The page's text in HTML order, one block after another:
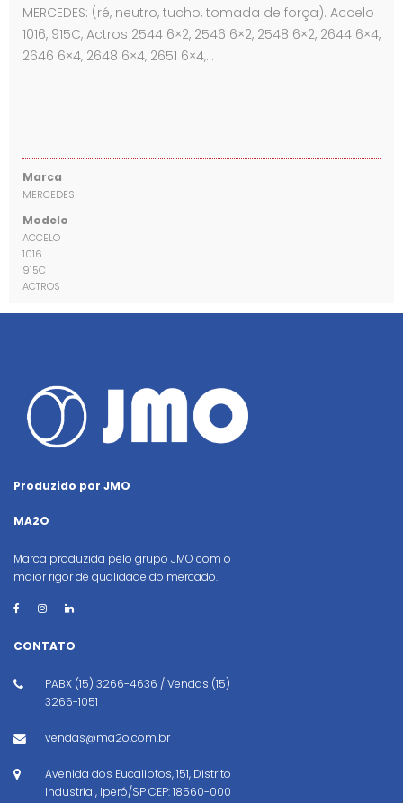
MERCEDES: (ré, neutro, tucho, tomada de força). Accelo
1016, 915C, Actros 2544 6×2, 2546 6×2, 2548 6×2, 2644 6×4,
2646 6×4, 2648 6×4, 2651 6×4,…
Marca
MERCEDES
Modelo
ACCELO
1016
915C
ACTROS
Produzido por JMO
MA2O
Marca produzida pelo grupo JMO com o
maior rigor de qualidade do mercado.
CONTATO
PABX (15) 3266-4636 / Vendas (15)
3266-1051
vendas@ma2o.com.br
Avenida dos Eucaliptos, 151, Distrito
Industrial, Iperó/SP CEP: 18560-000